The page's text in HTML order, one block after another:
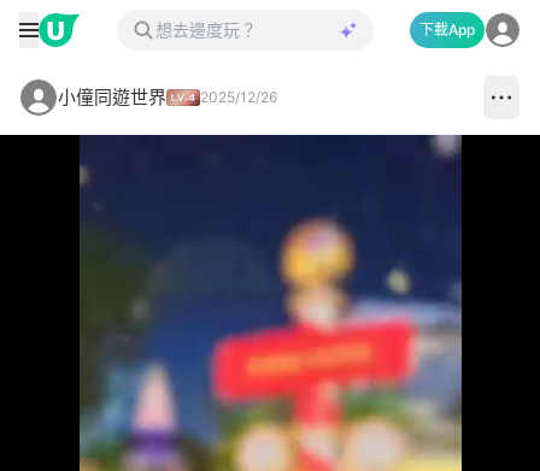
下載App
小僮同遊世界 2025/12/26